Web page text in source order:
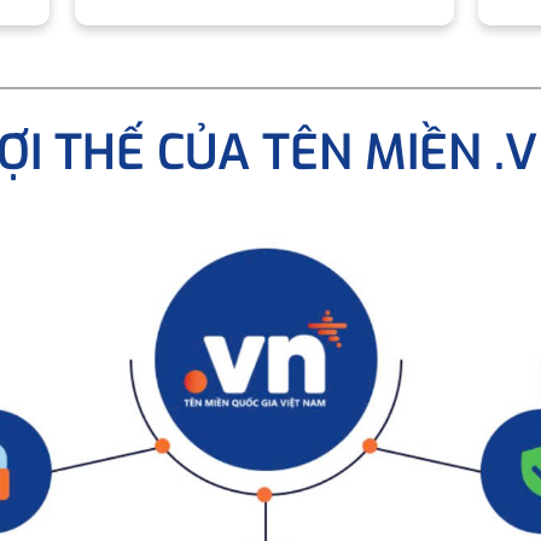
THẾ CỦA TÊN MIỀN